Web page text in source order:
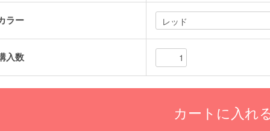
ラー
入数